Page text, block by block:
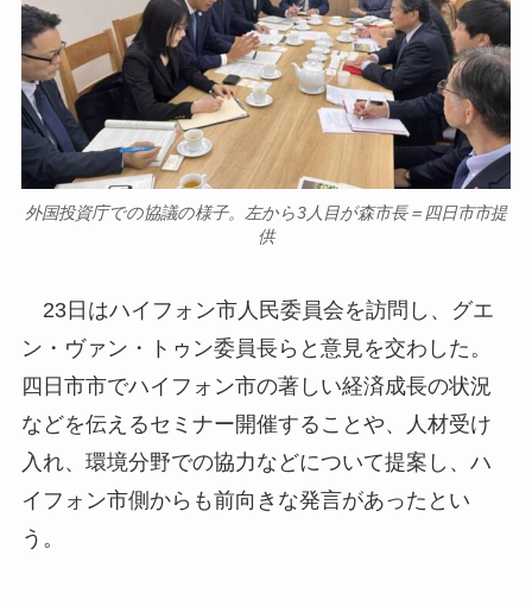
外国投資庁での協議の様子。左から3人目が森市長＝四日市市提
供
23日はハイフォン市人民委員会を訪問し、グエ
ン・ヴァン・トゥン委員長らと意見を交わした。
四日市市でハイフォン市の著しい経済成長の状況
などを伝えるセミナー開催することや、人材受け
入れ、環境分野での協力などについて提案し、ハ
イフォン市側からも前向きな発言があったとい
う。